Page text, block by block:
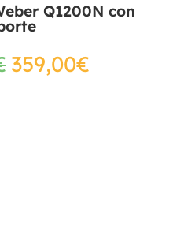
Q1200N con
359,00€